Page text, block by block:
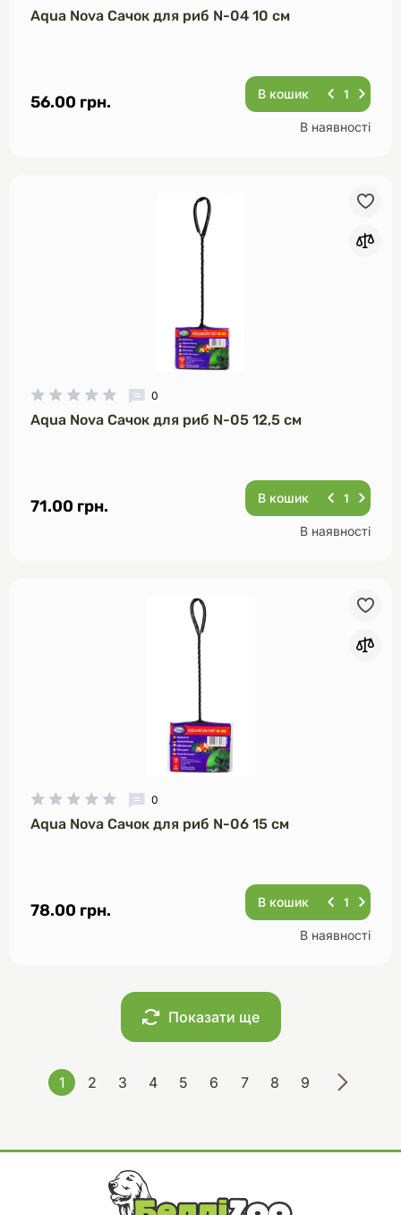
Aqua Nova Сачок для риб N-04 10 см
56.00 грн. В кошик
В наявності
0
Aqua Nova Сачок для риб N-05 12,5 см
71.00 грн. В кошик
В наявності
0
Aqua Nova Сачок для риб N-06 15 см
78.00 грн. В кошик
В наявності
Показати ще
1 2 3 4 5 6 7 8 9